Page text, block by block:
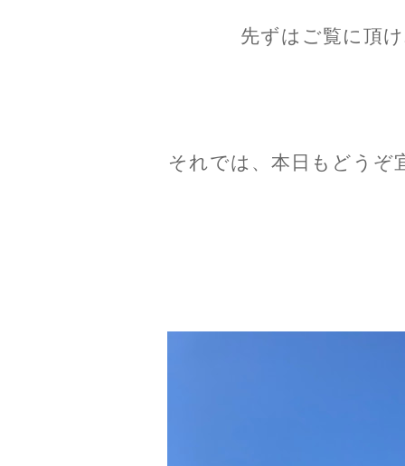
先ずはご覧に頂
それでは、本日もどうぞ